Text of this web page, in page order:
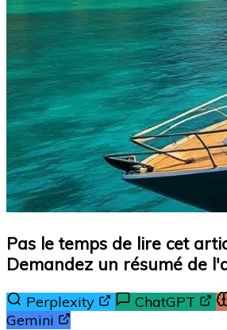
Pas le temps de lire cet
Demandez un résumé de
Perplexity ChatGPT
Gemini